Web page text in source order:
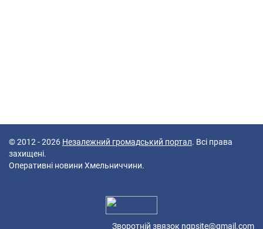
© 2012 - 2026 Незалежний громадський портал. Всі права
захищені.
Оперативні новини Хмельниччини.
Зворотній звязок ngpsite@gmail.com